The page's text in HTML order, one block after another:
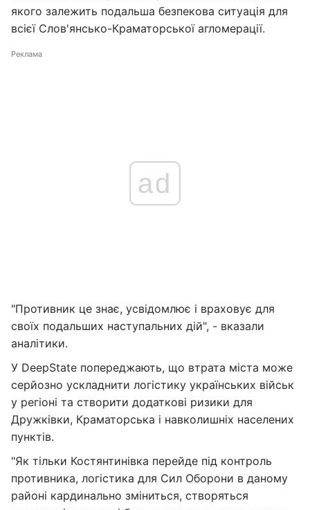
якого залежить подальша безпекова ситуація для
всієї Слов'янсько-Краматорської агломерації.
Реклама
ad
"Противник це знає, усвідомлює і враховує для
своїх подальших наступальних дій", - вказали
аналітики.
У DeepState попереджають, що втрата міста може
серйозно ускладнити логістику українських військ
у регіоні та створити додаткові ризики для
Дружківки, Краматорська і навколишніх населених
пунктів.
"Як тільки Костянтинівка перейде під контроль
противника, логістика для Сил Оборони в даному
районі кардинально зміниться, створяться